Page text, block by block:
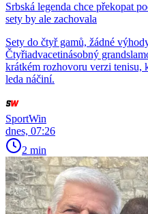
Srbská legenda chce překopat
sety by ale zachovala
Sety do čtyř gamů, žádné
Čtyřiadvacetinásobný
krátkém rozhovoru verzi tenisu,
leda náčiní.
SportWin
dnes, 07:26
2 min